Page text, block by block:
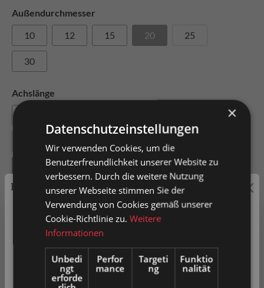
Außendurchmesser
10
12 15 20 25
30
Achslänge
81 93 95 120
135
Achsmaterial
Edelstahl
Stahl
Preisauszeichnung
Privatkunden können Preise mit MwSt. (brutto) und
Geschäftskunden Preise ohne MwSt. (netto) angezeigt
werden.
Bitte wählen Sie Ihre bevorzugte Einstellung:
×
Datenschutzeinstellungen
Wir verwenden Cookies, um die
Benutzerfreundlichkeit unserer Website zu
verbessern. Durch die weitere Nutzung
unserer Webseite stimmen Sie der
Verwendung von Cookies gemäß unserer
Cookie-Richtlinie zu.Weitere
Informationen
Unbedi
ngt
erforde
Perfor
mance
Targeti
ng
Funktio
nalität